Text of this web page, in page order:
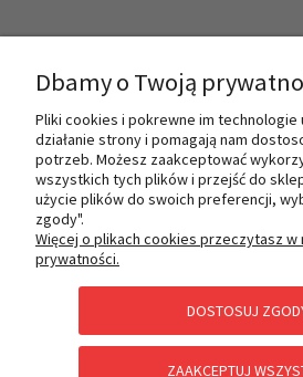
O NAS
PŁATNOŚCI I
POMOC
Dbamy o Twoją
Pliki cookies i pokrewne im technologie
działanie strony i pomagają nam
potrzeb. Możesz zaakceptować
wszystkich tych plików i przejść do
użycie plików do swoich preferencji,
zgody".
Więcej o plikach cookies przeczytasz w
prywatności.
DOSTOSUJ
ZAAKCEPTUJ